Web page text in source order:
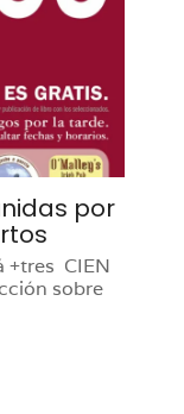
por
+tres CIEN
sobre